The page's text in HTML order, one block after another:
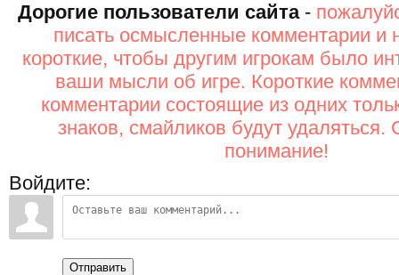
Дорогие пользователи сайта-
писать осмысленные комментарии и
короткие, чтобы другим игрокам было
ваши мысли об игре. Короткие
комментарии состоящие из одних
знаков, смайликов будут удаляться.
понимание!
Войдите:
Отправить